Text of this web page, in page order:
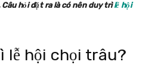
hỏi đặt ra là có nên duy trìlễ hội
lễ hội chọi trâu?